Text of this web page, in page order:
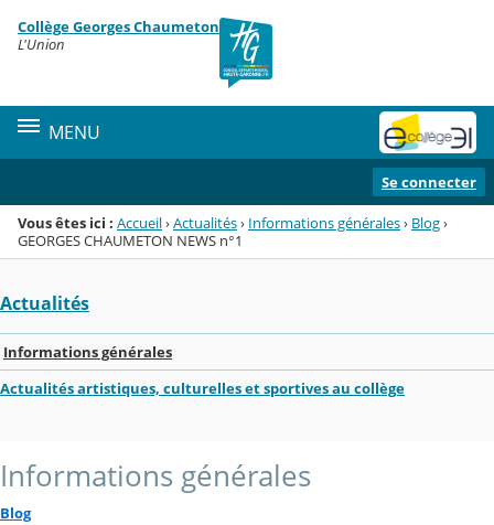
Menu de la rubrique
Contenu
Collège Georges Chaumeton
L'Union
MENU
Se connecter
Vous êtes ici : Accueil›Actualités› Informations générales› Blog›
GEORGES CHAUMETON NEWS n°1
Actualités
Informations générales
Actualités artistiques, culturelles et sportives au collège
Informations générales
Blog